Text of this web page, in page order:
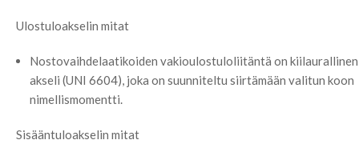
Ulostuloakselin mitat
Nostovaihdelaatikoiden vakioulostuloliitäntä on kiilaurallinen
akseli (UNI 6604), joka on suunniteltu siirtämään valitun koon
nimellismomentti.
Sisääntuloakselin mitat